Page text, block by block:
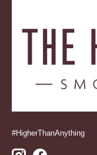
#HigherThanAnything